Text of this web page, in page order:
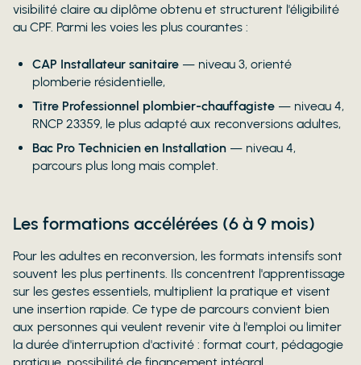
visibilité claire au diplôme obtenu et structurent l'éligibilité
au CPF. Parmi les voies les plus courantes :
CAP Installateur sanitaire — niveau 3, orienté
plomberie résidentielle,
Titre Professionnel plombier-chauffagiste — niveau 4,
RNCP 23359, le plus adapté aux reconversions adultes,
Bac Pro Technicien en Installation — niveau 4,
parcours plus long mais complet.
Les formations accélérées (6 à 9 mois)
Pour les adultes en reconversion, les formats intensifs sont
souvent les plus pertinents. Ils concentrent l'apprentissage
sur les gestes essentiels, multiplient la pratique et visent
une insertion rapide. Ce type de parcours convient bien
aux personnes qui veulent revenir vite à l'emploi ou limiter
la durée d'interruption d'activité : format court, pédagogie